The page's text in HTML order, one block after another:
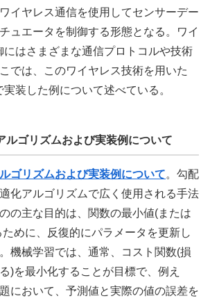
イヤレス通信を使用してセンサーデー
ュエータを制御する形態となる。ワイ
にはさまざまな通信プロトコルや技術
では、このワイヤレス技術を用いた
装した例について述べている。
ルゴリズムおよび実装例について
ゴリズムおよび実装例について。勾配
化アルゴリズムで広く使用される手法
の主な目的は、関数の最小値(または
めに、反復的にパラメータを更新し
機械学習では、通常、コスト関数(損
)を最小化することが目標で、例え
において、予測値と実際の値の誤差を